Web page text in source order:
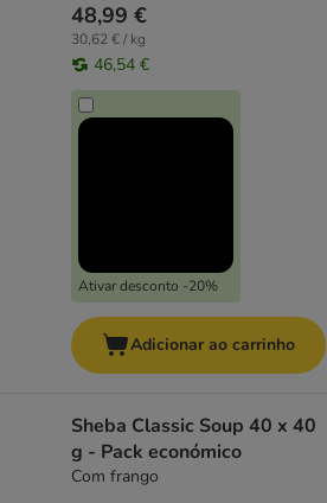
48,99 €
30,62 € / kg
46,54 €
Ativar desconto -20%
Adicionar ao carrinho
Sheba Classic Soup 40 x 40
g - Pack económico
Com frango